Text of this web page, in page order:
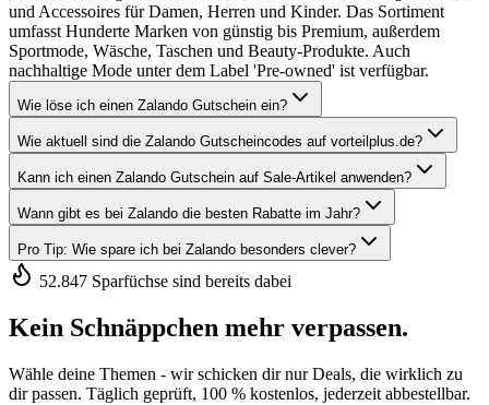
und Accessoires für Damen, Herren und Kinder. Das Sortiment
umfasst Hunderte Marken von günstig bis Premium, außerdem
Sportmode, Wäsche, Taschen und Beauty-Produkte. Auch
nachhaltige Mode unter dem Label 'Pre-owned' ist verfügbar.
Wie löse ich einen Zalando Gutschein ein?
Wie aktuell sind die Zalando Gutscheincodes auf vorteilplus.de?
Kann ich einen Zalando Gutschein auf Sale-Artikel anwenden?
Wann gibt es bei Zalando die besten Rabatte im Jahr?
Pro Tip: Wie spare ich bei Zalando besonders clever?
52.847 Sparfüchse sind bereits dabei
Kein Schnäppchen mehr verpassen.
Wähle deine Themen - wir schicken dir nur Deals, die wirklich zu
dir passen. Täglich geprüft, 100 % kostenlos, jederzeit abbestellbar.